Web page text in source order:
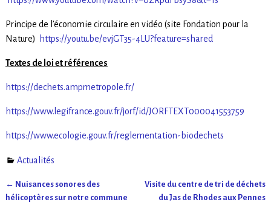
Principe de l’économie circulaire en vidéo (site Fondation pour la
Nature)
https://youtu.be/evjGT35-4LU?feature=shared
Textes de loi et références
https://dechets.ampmetropole.fr/
https://www.legifrance.gouv.fr/jorf/id/JORFTEXT000041553759
https://www.ecologie.gouv.fr/reglementation-biodechets
Actualités
Navigation des articles
← Nuisances sonores des
hélicoptères sur notre commune
Visite du centre de tri de déchets
du Jas de Rhodes aux Pennes